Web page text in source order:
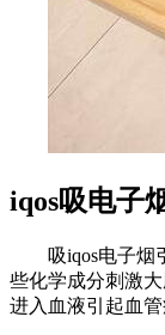
iqos吸电子
吸iqos电子
些化学成分刺激
进入血液引起血